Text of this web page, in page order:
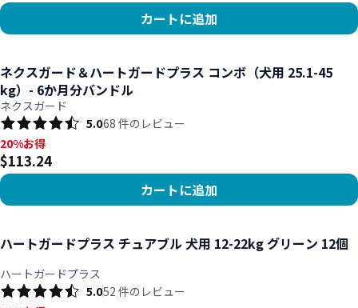
カートに追加
ネクスガード＆ハートガードプラス コンボ（犬用 25.1-45
kg）- 6か月分バンドル
ネクスガード
5.068 件のレビュー
20%お得, $113.24
20%お得
$113.24
カートに追加
ハートガードプラス チュアブル 犬用 12-22kg グリーン 12個
ハートガードプラス
5.052 件のレビュー